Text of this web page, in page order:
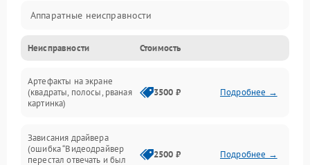
Аппаратные неисправности
Перегрев и термопроблемы
Видео
Интерфейсные и коммуникационные проблемы
Неисправности Стоимость
Артефакты на экране
(квадраты, полосы, рваная
картинка)
3500 ₽ Подробнее →
Зависания драйвера
(ошибка “Видеодрайвер
перестал отвечать и был
2500 ₽ Подробнее →